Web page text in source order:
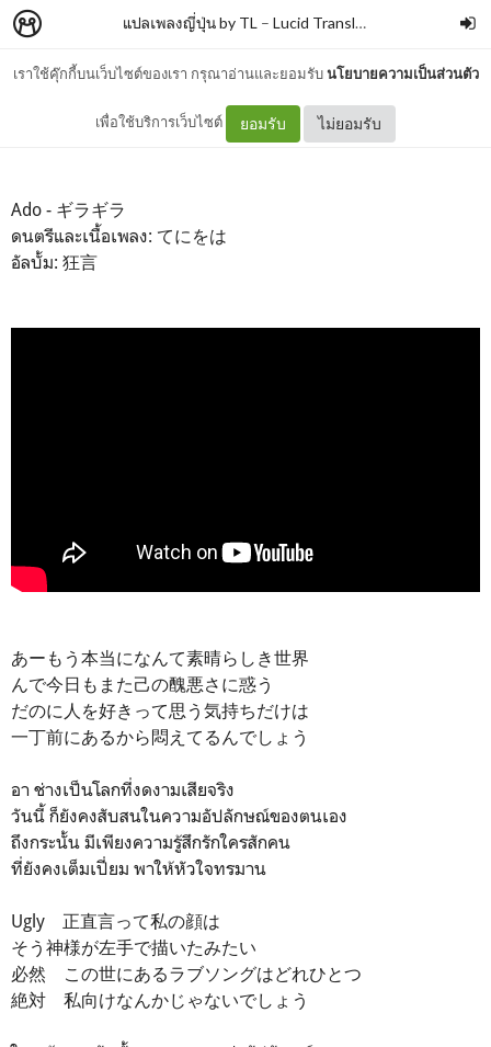
เราใช้คุ๊กกี้บนเว็บไซต์ของเรา กรุณาอ่านและยอมรับนโยบายความเป็นส่วนตัว
เพื่อใช้บริการเว็บไซต์ ยอมรับ ไม่ยอมรับ
แปลเพลงญี่ปุ่น by TL – Lucid Translation
Ado - ギラギラ
Ado - ギラギラ
ดนตรีและเนื้อเพลง: てにをは
อัลบั้ม: 狂言
あーもう本当になんて素晴らしき世界
んで今日もまた己の醜悪さに惑う
だのに人を好きって思う気持ちだけは
一丁前にあるから悶えてるんでしょう
อา ช่างเป็นโลกที่งดงามเสียจริง
วันนี้ ก็ยังคงสับสนในความอัปลักษณ์ของตนเอง
ถึงกระนั้น มีเพียงความรู้สึกรักใครสักคน
ที่ยังคงเต็มเปี่ยม พาให้หัวใจทรมาน
Ugly 正直言って私の顔は
そう神様が左手で描いたみたい
必然 この世にあるラブソングはどれひとつ
絶対 私向けなんかじゃないでしょう